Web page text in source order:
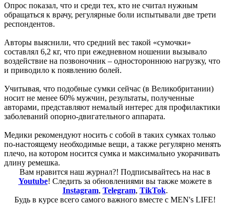
Опрос показал, что и среди тех, кто не считал нужным
обращаться к врачу, регулярные боли испытывали две трети
респондентов.
Авторы выяснили, что средний вес такой «сумочки»
составлял 6,2 кг, что при ежедневном ношении вызывало
воздействие на позвоночник – одностороннюю нагрузку, что
и приводило к появлению болей.
Учитывая, что подобные сумки сейчас (в Великобритании)
носит не менее 60% мужчин, результаты, полученные
авторами, представляют немалый интерес для профилактики
заболеваний опорно-двигательного аппарата.
Медики рекомендуют носить с собой в таких сумках только
по-настоящему необходимые вещи, а также регулярно менять
плечо, на котором носится сумка и максимально укорачивать
длину ремешка.
Вам нравится наш журнал?! Подписывайтесь на нас в
Youtube! Следить за обновлениями вы также можете в
Instagram, Telegram, TikTok.
Будь в курсе всего самого важного вместе с MEN's LIFE!